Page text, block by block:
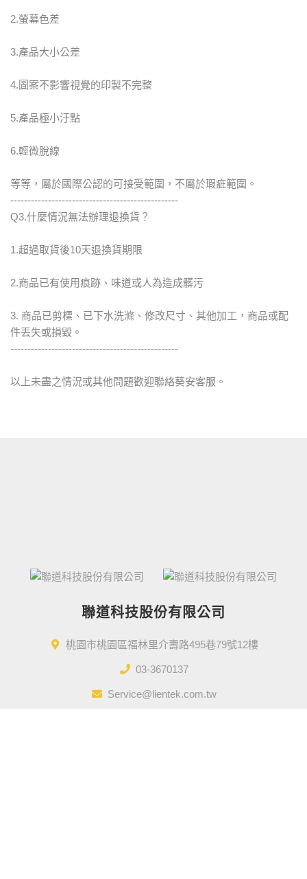
2.螢幕色差
3.產品大小公差
4.圖案不影響視覺的印製不完整
5.產品極小汙點
6.輕微脫線
等等，屬於國際公認的可接受範圍，不屬於瑕疵範圍。
-------------------------------------------------
Q3.什麼情況無法辦理退換貨？
1.超過取貨後10天退換貨期限
2.商品已有使用痕跡、味道或人為造成髒污
3. 商品已剪標、已下水洗滌、修改尺寸、其他加工，商品或配
件丟失或損毀。
-------------------------------------------------
以上未盡之情況或其他問題歡迎聯絡葵安客服。
聯道科技股份有限公司
桃園市桃園區福林里介壽路495巷79號12樓
03-3670137
Service@lientek.com.tw